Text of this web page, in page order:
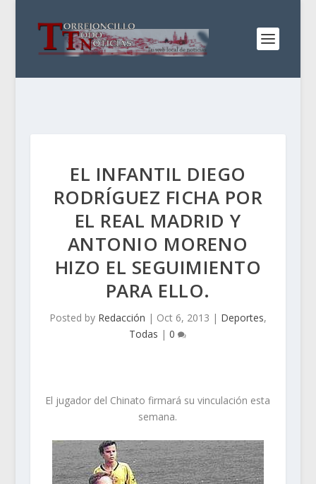
EL INFANTIL DIEGO
RODRÍGUEZ FICHA POR
EL REAL MADRID Y
ANTONIO MORENO
HIZO EL SEGUIMIENTO
PARA ELLO.
Posted by Redacción | Oct 6, 2013 | Deportes,
Todas |0
El jugador del Chinato firmará su vinculación esta
semana.